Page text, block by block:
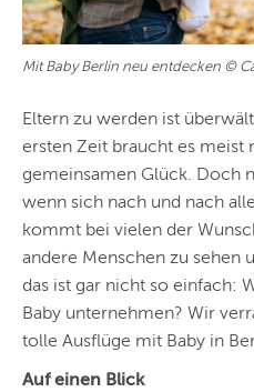
Mit Baby Berlin neu entdecken ©
Eltern zu werden ist
ersten Zeit braucht es meist
gemeinsamen Glück. Doch
wenn sich nach und nach
kommt bei vielen der
andere Menschen zu sehen
das ist gar nicht so einfach:
Baby unternehmen? Wir
tolle Ausflüge mit Baby in
Auf einen Blick